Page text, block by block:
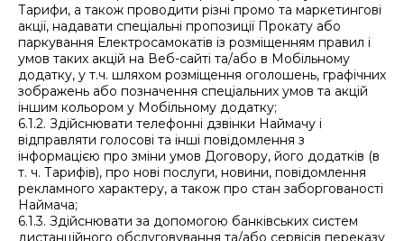
Тарифи, а також проводити різні промо та маркетингові
акції, надавати спеціальні пропозиції Прокату або
паркування Електросамокатів із розміщенням правил і
умов таких акцій на Веб-сайті та/або в Мобільному
додатку, у т.ч. шляхом розміщення оголошень, графічних
зображень або позначення спеціальних умов та акцій
іншим кольором у Мобільному додатку;
6.1.2. Здійснювати телефонні дзвінки Наймачу і
відправляти голосові та інші повідомлення з
інформацією про зміни умов Договору, його додатків (в
т. ч. Тарифів), про нові послуги, новини, повідомлення
рекламного характеру, а також про стан заборгованості
Наймача;
6.1.3. Здійснювати за допомогою банківських систем
дистанційного обслуговування та/або сервісів переказу